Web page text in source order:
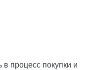
процесс покупки и